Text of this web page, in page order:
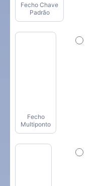
Fecho Chave
Padrão
Fecho
Multiponto